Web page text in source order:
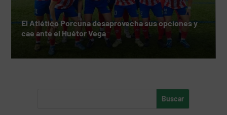
El Atlético Porcuna desaprovecha sus opciones y
cae ante el Huétor Vega